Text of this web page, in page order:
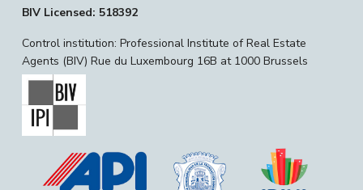
BIV Licensed: 518392
Control institution: Professional Institute of Real Estate
Agents (BIV) Rue du Luxembourg 16B at 1000 Brussels